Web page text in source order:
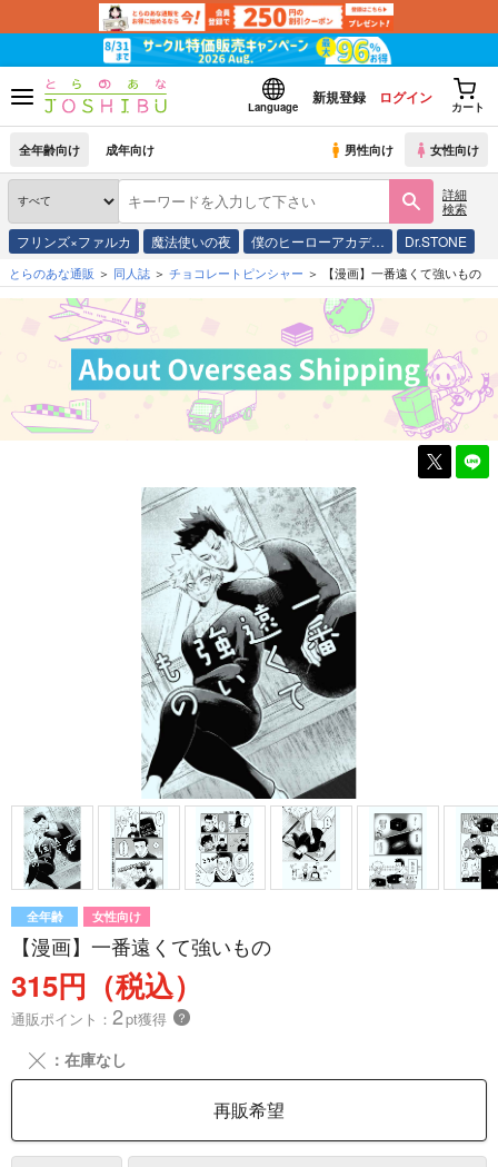
Language
新規登録 ログイン
カート
全年齢向け 成年向け 男性向け 女性向け
詳細
検索
フリンズ×ファルカ 魔法使いの夜 僕のヒーローアカデ… Dr.STONE
とらのあな通販 同人誌 チョコレートピンシャー 【漫画】一番遠くて強いもの
全年齢 女性向け
【漫画】一番遠くて強いもの
315円（税込）
通販ポイント： 2pt獲得 ？
╳ ：在庫なし
再販希望